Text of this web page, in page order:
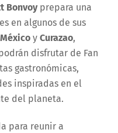
Bonvoyprepara una
en algunos de sus
México yCurazao,
disfrutar de Fan
gastronómicas,
inspiradas en el
del planeta.
para reunir a